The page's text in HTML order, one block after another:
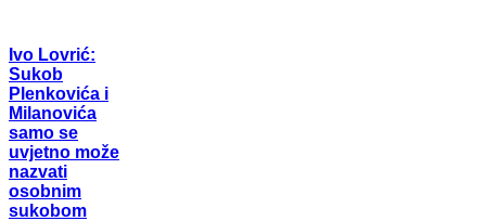
Ivo Lovrić:
Sukob
Plenkovića i
Milanovića
samo se
uvjetno može
nazvati
osobnim
sukobom